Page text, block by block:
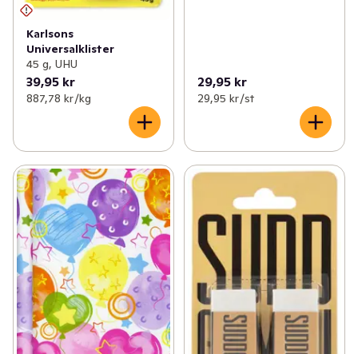
Karlsons
Universalklister
45 g, UHU
39,95 kr
887,78 kr /kg
29,95 kr
29,95 kr /st